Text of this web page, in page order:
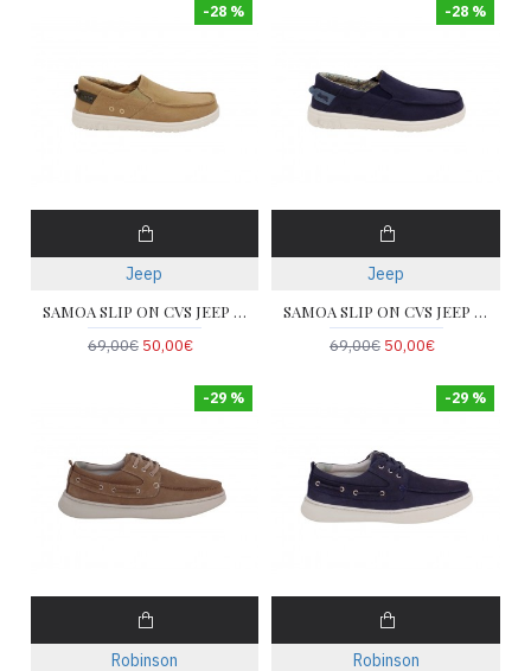
-28 %
Jeep
SAMOA SLIP ON CVS JEEP JM51033A-036
69,00€ 50,00€
-28 %
Jeep
SAMOA SLIP ON CVS JEEP JM51033A-017
69,00€ 50,00€
-29 %
Robinson
-29 %
Robinson